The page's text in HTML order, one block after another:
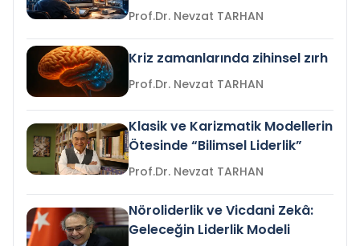
Prof.Dr. Nevzat TARHAN
Kriz zamanlarında zihinsel zırh
Prof.Dr. Nevzat TARHAN
Klasik ve Karizmatik Modellerin
Ötesinde “Bilimsel Liderlik”
Prof.Dr. Nevzat TARHAN
Nöroliderlik ve Vicdani Zekâ:
Geleceğin Liderlik Modeli